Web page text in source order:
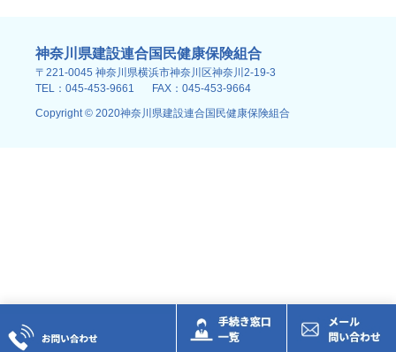
神奈川県建設連合国民健康保険組合
〒221-0045 神奈川県横浜市神奈川区神奈川2-19-3
TEL：045-453-9661
FAX：045-453-9664
Copyright © 2020神奈川県建設連合国民健康保険組合